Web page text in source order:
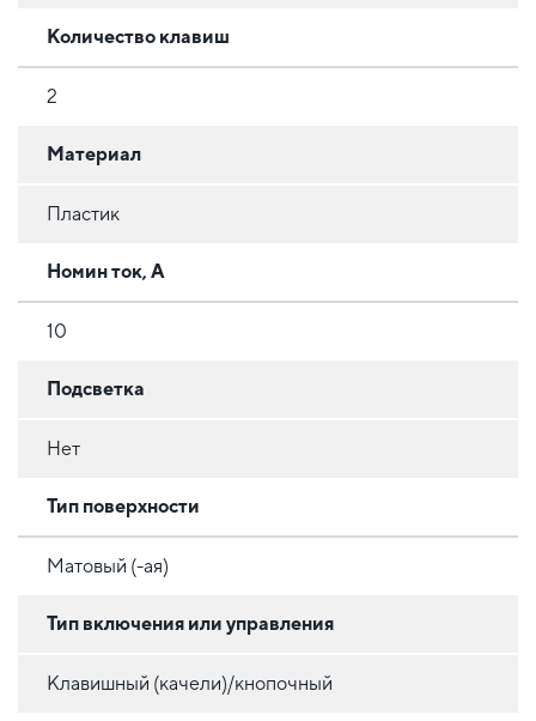
Количество клавиш
2
Материал
Пластик
Номин ток, А
10
Подсветка
Нет
Тип поверхности
Матовый (-ая)
Тип включения или управления
Клавишный (качели)/кнопочный